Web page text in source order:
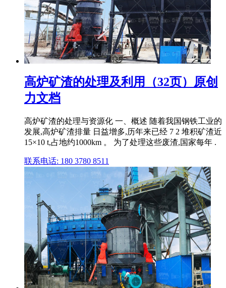
高炉矿渣的处理及利用（32页）原创
力文档
高炉矿渣的处理与资源化 一、概述 随着我国钢铁工业的
发展,高炉矿渣排量 日益增多,历年来已经 7 2 堆积矿渣近
15×10 t,占地约1000km 。 为了处理这些废渣,国家每年 .
联系电话: 180 3780 8511